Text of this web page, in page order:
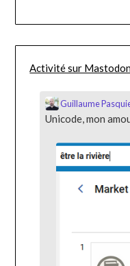
Activité sur
Guillaume
Unicode, mon